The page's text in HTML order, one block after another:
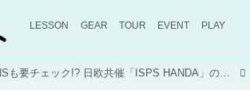
LESSON GEAR TOUR EVENT PLAY
選手たちのSNSも要チェック!? 日欧共催「ISPS HANDA」の見どころ・注目選手を、解説の佐藤信人プロが語る【さとうの目「ISPS HANDA 欧州・日本どっちが勝つかトーナメント!」後編】